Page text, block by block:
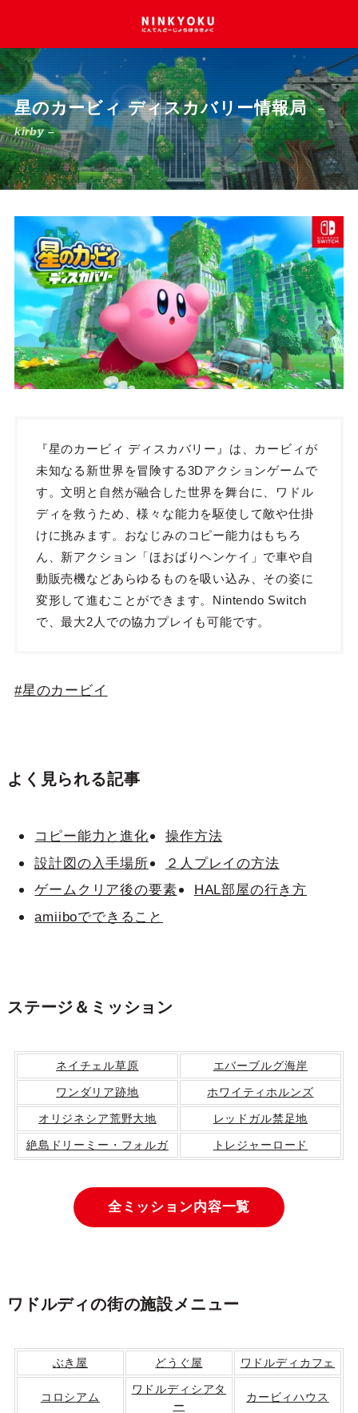
星のカービィ ディスカバリー情報局
–
kirby –
『星のカービィ ディスカバリー』は、カービィが
未知なる新世界を冒険する3Dアクションゲームで
す。文明と自然が融合した世界を舞台に、ワドル
ディを救うため、様々な能力を駆使して敵や仕掛
けに挑みます。おなじみのコピー能力はもちろ
ん、新アクション「ほおばりヘンケイ」で車や自
動販売機などあらゆるものを吸い込み、その姿に
変形して進むことができます。Nintendo Switch
で、最大2人での協力プレイも可能です。
#星のカービイ
よく見られる記事
コピー能力と進化
操作方法
設計図の入手場所
２人プレイの方法
ゲームクリア後の要素
HAL部屋の行き方
amiiboでできること
ステージ＆ミッション
ネイチェル草原 エバーブルグ海岸
ワンダリア跡地 ホワイティホルンズ
オリジネシア荒野大地 レッドガル禁足地
絶島ドリーミー・フォルガ トレジャーロード
全ミッション内容一覧
ワドルディの街の施設メニュー
ぶき屋 どうぐ屋 ワドルディカフェ
コロシアム
ワドルディシアタ
ー
カービィハウス